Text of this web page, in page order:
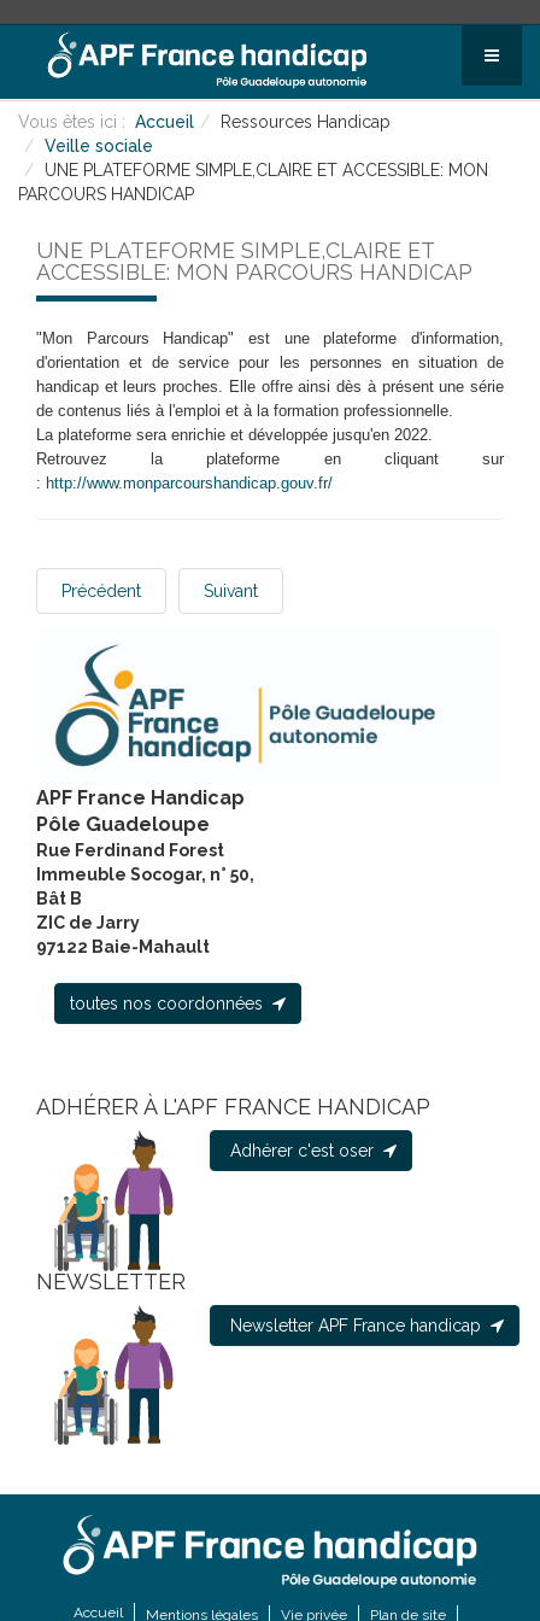
Vous êtes ici : Accueil
Ressources Handicap
Veille sociale
UNE PLATEFORME SIMPLE,CLAIRE ET ACCESSIBLE: MON
PARCOURS HANDICAP
UNE PLATEFORME SIMPLE,CLAIRE ET
ACCESSIBLE: MON PARCOURS HANDICAP
"Mon Parcours Handicap" est une plateforme d'information,
d'orientation et de service pour les personnes en situation de
handicap et leurs proches. Elle offre ainsi dès à présent une série
de contenus liés à l'emploi et à la formation professionnelle.
La plateforme sera enrichie et développée jusqu'en 2022.
Retrouvez la plateforme en cliquant sur
: http://www.monparcourshandicap.gouv.fr/
Précédent Suivant
APF France Handicap
Pôle Guadeloupe
Rue Ferdinand Forest
Immeuble Socogar, n° 50,
Bât B
ZIC de Jarry
97122 Baie-Mahault
toutes nos coordonnées
ADHÉRER À L'APF FRANCE HANDICAP
Adhérer c'est oser
NEWSLETTER
Newsletter APF France handicap
Accueil Mentions légales Vie privée Plan de site